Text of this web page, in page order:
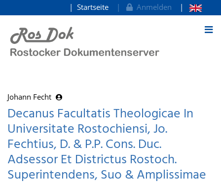
zum Inhalt
Startseite Anmelden
Johann Fecht
Decanus Facultatis Theologicae In
Universitate Rostochiensi, Jo.
Fechtius, D. & P.P. Cons. Duc.
Adsessor Et Districtus Rostoch.
Superintendens, Suo & Amplissimae